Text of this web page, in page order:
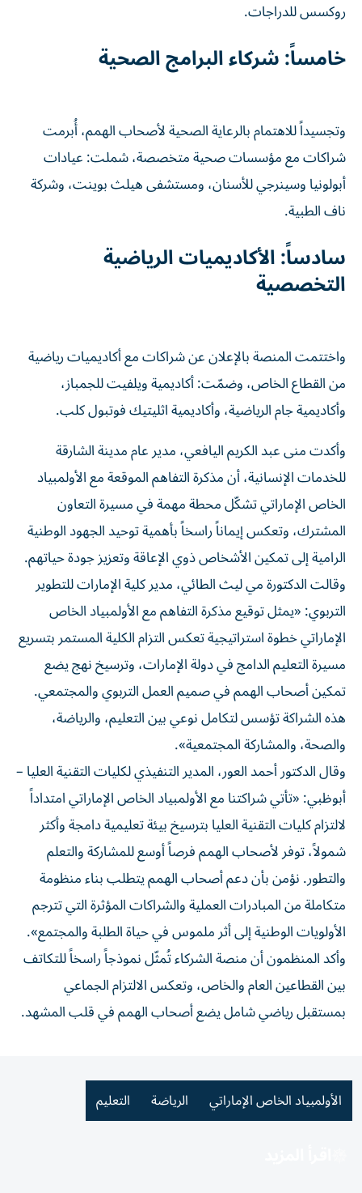
روكسس للدراجات.
خامساً: شركاء البرامج الصحية
وتجسيداً للاهتمام بالرعاية الصحية لأصحاب الهمم، أُبرمت
شراكات مع مؤسسات صحية متخصصة، شملت: عيادات
أبولونيا وسينرجي للأسنان، ومستشفى هيلث بوينت، وشركة
ناف الطبية.
سادساً: الأكاديميات الرياضية
التخصصية
واختتمت المنصة بالإعلان عن شراكات مع أكاديميات رياضية
من القطاع الخاص، وضمّت: أكاديمية ويلفيت للجمباز،
وأكاديمية جام الرياضية، وأكاديمية اثليتيك فوتبول كلب.
وأكدت منى عبد الكريم اليافعي، مدير عام مدينة الشارقة
للخدمات الإنسانية، أن مذكرة التفاهم الموقعة مع الأولمبياد
الخاص الإماراتي تشكّل محطة مهمة في مسيرة التعاون
المشترك، وتعكس إيماناً راسخاً بأهمية توحيد الجهود الوطنية
الرامية إلى تمكين الأشخاص ذوي الإعاقة وتعزيز جودة حياتهم.
وقالت الدكتورة مي ليث الطائي، مدير كلية الإمارات للتطوير
التربوي: «يمثل توقيع مذكرة التفاهم مع الأولمبياد الخاص
الإماراتي خطوة استراتيجية تعكس التزام الكلية المستمر بتسريع
مسيرة التعليم الدامج في دولة الإمارات، وترسيخ نهج يضع
تمكين أصحاب الهمم في صميم العمل التربوي والمجتمعي.
هذه الشراكة تؤسس لتكامل نوعي بين التعليم، والرياضة،
والصحة، والمشاركة المجتمعية».
وقال الدكتور أحمد العور، المدير التنفيذي لكليات التقنية العليا –
أبوظبي: «تأتي شراكتنا مع الأولمبياد الخاص الإماراتي امتداداً
لالتزام كليات التقنية العليا بترسيخ بيئة تعليمية دامجة وأكثر
شمولاً، توفر لأصحاب الهمم فرصاً أوسع للمشاركة والتعلم
والتطور. نؤمن بأن دعم أصحاب الهمم يتطلب بناء منظومة
متكاملة من المبادرات العملية والشراكات المؤثرة التي تترجم
الأولويات الوطنية إلى أثر ملموس في حياة الطلبة والمجتمع».
وأكد المنظمون أن منصة الشركاء تُمثّل نموذجاً راسخاً للتكاتف
بين القطاعين العام والخاص، وتعكس الالتزام الجماعي
بمستقبل رياضي شامل يضع أصحاب الهمم في قلب المشهد.
الأولمبياد الخاص الإماراتي الرياضة التعليم